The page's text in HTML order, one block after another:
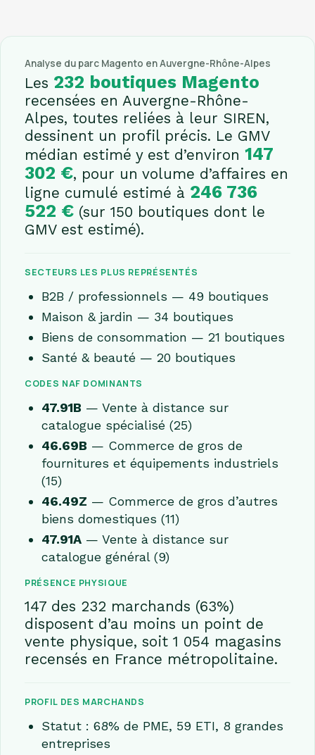
Analyse du parc Magento en Auvergne-Rhône-Alpes
Les 232 boutiques Magento
recensées en Auvergne-Rhône-
Alpes, toutes reliées à leur SIREN,
dessinent un profil précis. Le GMV
médian estimé y est d’environ147
302 €, pour un volume d’affaires en
ligne cumulé estimé à 246 736
522 € (sur 150 boutiques dont le
GMV est estimé).
SECTEURS LES PLUS REPRÉSENTÉS
B2B / professionnels — 49 boutiques
Maison & jardin — 34 boutiques
Biens de consommation — 21 boutiques
Santé & beauté — 20 boutiques
CODES NAF DOMINANTS
47.91B — Vente à distance sur
catalogue spécialisé (25)
46.69B — Commerce de gros de
fournitures et équipements industriels
(15)
46.49Z — Commerce de gros d’autres
biens domestiques (11)
47.91A — Vente à distance sur
catalogue général (9)
PRÉSENCE PHYSIQUE
147 des 232 marchands (63%)
disposent d’au moins un point de
vente physique, soit 1 054 magasins
recensés en France métropolitaine.
PROFIL DES MARCHANDS
Statut : 68% de PME, 59 ETI, 8 grandes
entreprises